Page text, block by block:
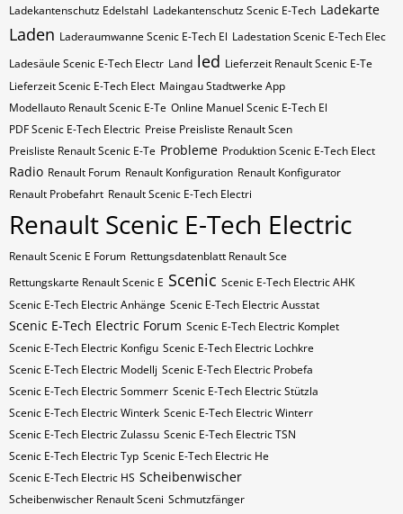
Ladekantenschutz Edelstahl Ladekantenschutz Scenic E-Tech Ladekarte
Laden Laderaumwanne Scenic E-Tech El Ladestation Scenic E-Tech Elec
Ladesäule Scenic E-Tech Electr Land led Lieferzeit Renault Scenic E-Te
Lieferzeit Scenic E-Tech Elect Maingau Stadtwerke App
Modellauto Renault Scenic E-Te Online Manuel Scenic E-Tech El
PDF Scenic E-Tech Electric Preise Preisliste Renault Scen
Preisliste Renault Scenic E-Te Probleme Produktion Scenic E-Tech Elect
Radio Renault Forum Renault Konfiguration Renault Konfigurator
Renault Probefahrt Renault Scenic E-Tech Electri
Renault Scenic E-Tech Electric
Renault Scenic E Forum Rettungsdatenblatt Renault Sce
Rettungskarte Renault Scenic E Scenic Scenic E-Tech Electric AHK
Scenic E-Tech Electric Anhänge Scenic E-Tech Electric Ausstat
Scenic E-Tech Electric Forum Scenic E-Tech Electric Komplet
Scenic E-Tech Electric Konfigu Scenic E-Tech Electric Lochkre
Scenic E-Tech Electric Modellj Scenic E-Tech Electric Probefa
Scenic E-Tech Electric Sommerr Scenic E-Tech Electric Stützla
Scenic E-Tech Electric Winterk Scenic E-Tech Electric Winterr
Scenic E-Tech Electric Zulassu Scenic E-Tech Electric​​​​ TSN
Scenic E-Tech Electric​​​​ Typ Scenic E-Tech Electric​​​​​ He
Scenic E-Tech Electric​​​​​ HS Scheibenwischer
Scheibenwischer Renault​ Sceni Schmutzfänger